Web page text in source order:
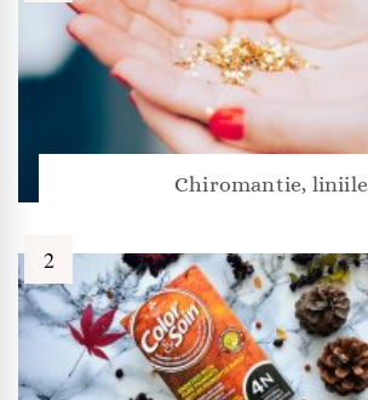
Chiromantie, liniile